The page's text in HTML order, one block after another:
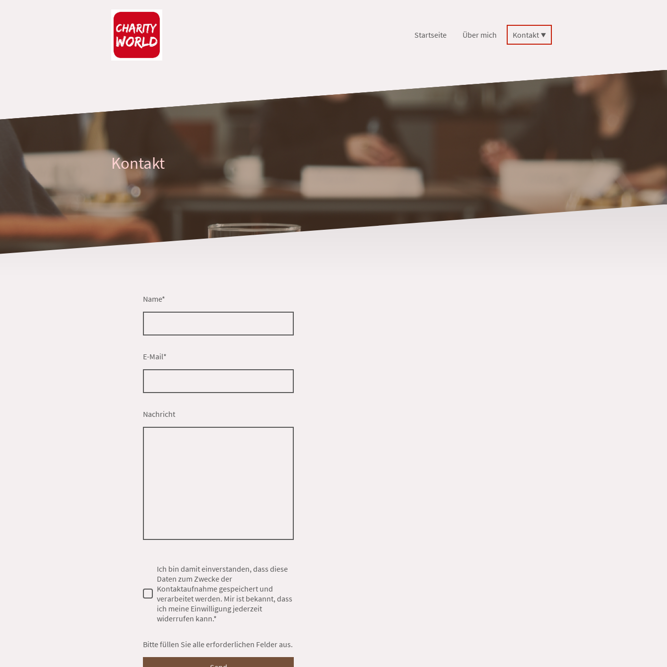
Startseite Über mich Kontakt
Kontakt
Name*
E-Mail*
Nachricht
Ich bin damit einverstanden, dass diese
Daten zum Zwecke der
Kontaktaufnahme gespeichert und
verarbeitet werden. Mir ist bekannt, dass
ich meine Einwilligung jederzeit
widerrufen kann.*
Bitte füllen Sie alle erforderlichen Felder aus.